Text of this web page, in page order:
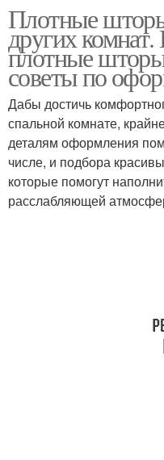
шторы
Плотные
других
плотные
советы по
Дабы достичь
спальной комнате,
деталям оформления
числе, и подбора
которые помогут
расслабляющей